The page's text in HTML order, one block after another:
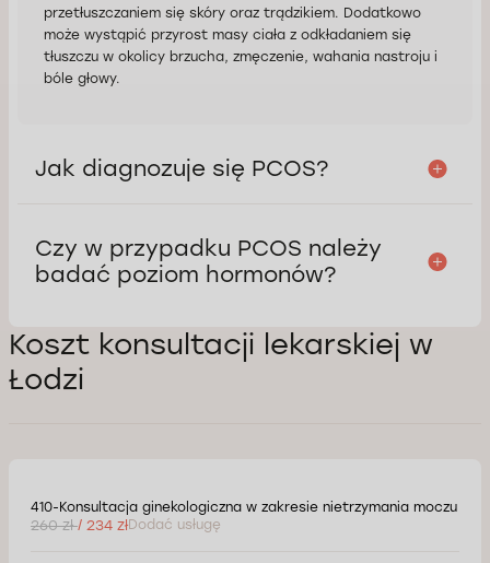
przetłuszczaniem się skóry oraz trądzikiem. Dodatkowo
może wystąpić przyrost masy ciała z odkładaniem się
tłuszczu w okolicy brzucha, zmęczenie, wahania nastroju i
bóle głowy.
Jak diagnozuje się PCOS?
Czy w przypadku PCOS należy
badać poziom hormonów?
Koszt konsultacji lekarskiej w
Łodzi
410-Konsultacja ginekologiczna w zakresie nietrzymania moczu
260 zł/ 234 złDodać usługę